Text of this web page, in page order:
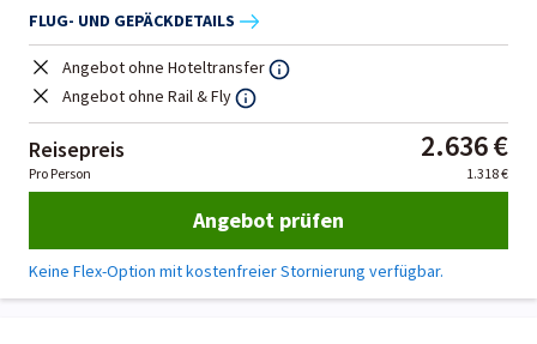
FLUG- UND GEPÄCKDETAILS
Angebot ohne Hoteltransfer
Angebot ohne Rail & Fly
Reisepreis 2.636 €
Pro Person 1.318 €
Angebot prüfen
Keine Flex-Option mit kostenfreier Stornierung verfügbar.